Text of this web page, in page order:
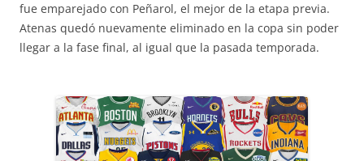
fue emparejado con Peñarol, el mejor de la etapa previa.
Atenas quedó nuevamente eliminado en la copa sin poder
llegar a la fase final, al igual que la pasada temporada.